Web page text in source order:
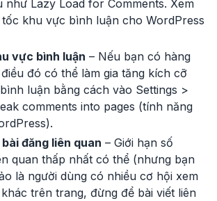
như Lazy Load for Comments. Xem
khu vực bình luận cho WordPress
vực bình luận – Nếu bạn có hàng
đó có thể làm gia tăng kích cỡ
luận bằng cách vào Settings >
comments into pages (tính năng
đăng liên quan – Giới hạn số
quan thấp nhất có thể (nhưng bạn
là người dùng có nhiều cơ hội xem
trên trang, đừng để bài viết liên